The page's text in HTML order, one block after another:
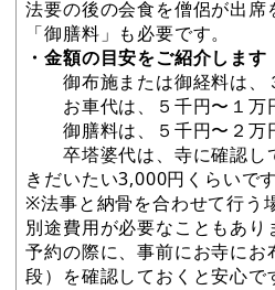
法要の後の会食を僧侶が出席
「御膳料」も必要です。
・金額の目安をご紹介します
御布施または御経料は、
お車代は、５千円〜１万
御膳料は、５千円〜２万
卒塔婆代は、寺に確認し
きだいたい3,000円くらいです
※法事と納骨を合わせて行う
別途費用が必要なこともあり
予約の際に、事前にお寺にお
段）を確認しておくと安心で